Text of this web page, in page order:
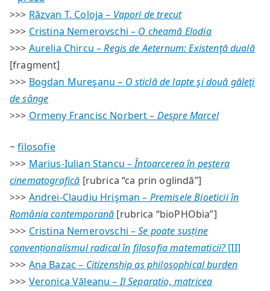
>>> Răzvan T. Coloja – Vapori de trecut
>>> Cristina Nemerovschi – O cheamă Elodia
>>> Aurelia Chircu –Regis de Aeternum: Existenţă duală
[fragment]
>>> Bogdan Mureşanu – O sticlă de lapte şi două găleţi
de sânge
>>> Ormeny Francisc Norbert – Despre Marcel
~filosofie
>>> Marius-Iulian Stancu –Întoarcerea în peştera
cinematografică [rubrica “ca prin oglindă”]
>>> Andrei-Claudiu Hrişman – Premisele Bioeticii în
România contemporană [rubrica “bioPHObia”]
>>> Cristina Nemerovschi –Se poate susține
convenționalismul radical în filosofia matematicii?[II]
>>> Ana Bazac – Citizenship as philosophical burden
>>> Veronica Văleanu –Il Separatio, matricea